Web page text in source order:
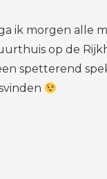
ik morgen
op de
spetterend